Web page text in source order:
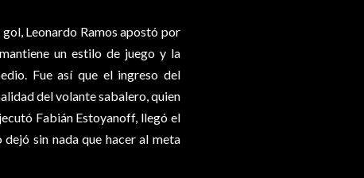
Leonardo Ramos apostó por
un estilo de juego y la
Fue así que el ingreso del
del volante sabalero, quien
Fabián Estoyanoff, llegó el
sin nada que hacer al meta